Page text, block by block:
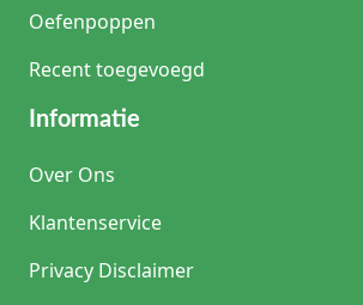
Oefenpoppen
Recent toegevoegd
Informatie
Over Ons
Klantenservice
Privacy Disclaimer